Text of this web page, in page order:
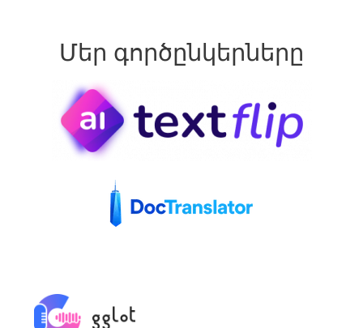
Մեր գործընկերները